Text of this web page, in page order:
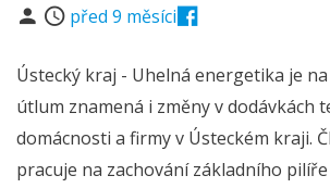
před 9 měsíci
Ústecký kraj - Uhelná energetika je
útlum znamená i změny v dodávkách
domácnosti a firmy v Ústeckém kraji.
pracuje na zachování základního